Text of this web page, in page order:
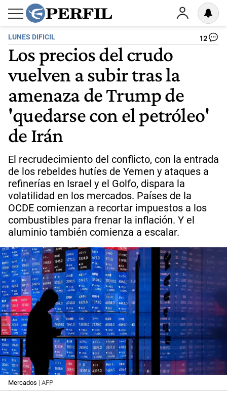
LUNES DIFICIL 12
Los precios del crudo
vuelven a subir tras la
amenaza de Trump de
'quedarse con el petróleo'
de Irán
El recrudecimiento del conflicto, con la entrada
de los rebeldes hutíes de Yemen y ataques a
refinerías en Israel y el Golfo, dispara la
volatilidad en los mercados. Países de la
OCDE comienzan a recortar impuestos a los
combustibles para frenar la inflación. Y el
aluminio también comienza a escalar.
Mercados | AFP